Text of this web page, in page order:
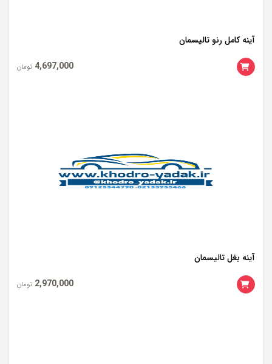
آینه کامل رنو تالیسمان
4,697,000 تومان
آینه بغل تالیسمان
2,970,000 تومان